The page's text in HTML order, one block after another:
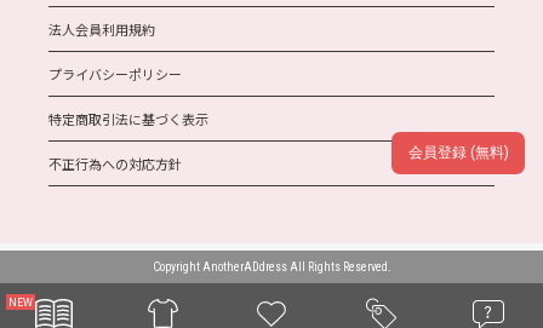
法人会員利用規約
プライバシーポリシー
特定商取引法に基づく表示
不正行為への対応方針
Copyright AnotherADdress All Rights Reserved.
会員登録 (無料)